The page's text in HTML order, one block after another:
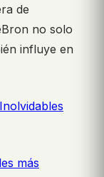
de
no solo
influye en
más